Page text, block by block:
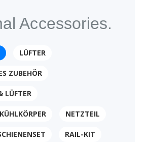
Accessories.
LÜFTER
ZUBEHÖR
LÜFTER
NETZTEIL
RAIL-KIT